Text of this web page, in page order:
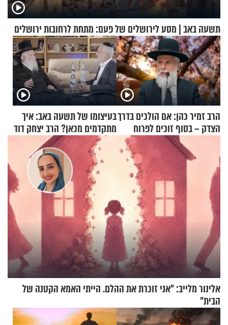
תשעה באב | מסע לירושלים של פעם: מתחת לרחובות ירושלים
הרב זמיר כהן: אם הולכים בדרך
הצדק – בסוף זוכים לפרוח
בעיצומו של תשעה באב: איך
מתקדמים מכאן? הרב יצחק דוד
גרוסמן בשיחה מיוחדת
אלינור מלייב: "אני זוכרת את ההלם. הייתי האמא הקטנה של
הבית"